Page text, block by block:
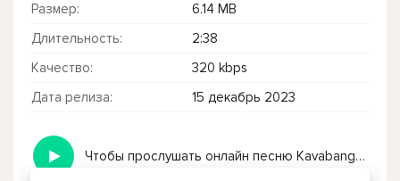
Размер:
6.14 MB
Длительность:
2:38
Качество:
320 kbps
Дата релиза:
15 декабрь 2023
Чтобы прослушать онлайн песню Kavabanga & Depo & Kolibri - Зорі нажмите на кнопку плей с светом зелений